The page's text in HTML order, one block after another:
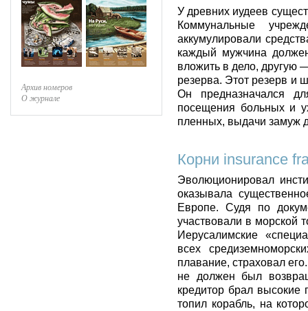
Архив номеров
О журнале
У древних иудеев
Коммунальные
аккумулировали
каждый мужчина
вложить в дело, другую
резерва. Этот резерв и
Он предназначался
посещения больных и
пленных, выдачи замуж
Корни insurance
Эволюционировал
оказывала
Европе. Судя по
участвовали в морской
Иерусалимские
всех
плавание, страховал
не должен был
кредитор брал высокие
топил корабль, на